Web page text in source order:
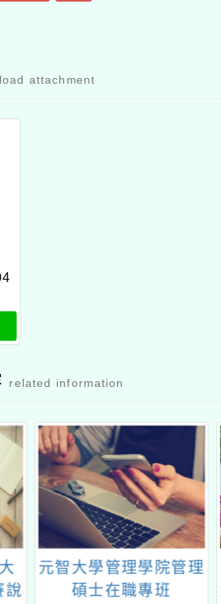
attachment
related information
113年度國小社會領域
統整與探究實作課程方